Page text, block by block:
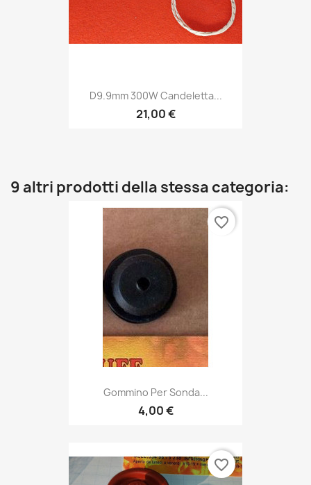
D9.9mm 300W Candeletta...
21,00 €
9 altri prodotti della stessa categoria:
Gommino Per Sonda...
4,00 €
favorite_border
favorite_border